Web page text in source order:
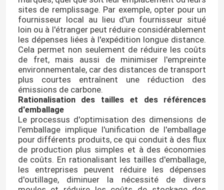
Aperçu
Produits
A propos de nous
sites de remplissage. Par exemple, opter pour un
fournisseur local au lieu d'un fournisseur situé
loin ou à l'étranger peut réduire considérablement
les dépenses liées à l'expédition longue distance.
Cela permet non seulement de réduire les coûts
de fret, mais aussi de minimiser l'empreinte
environnementale, car des distances de transport
plus courtes entraînent une réduction des
émissions de carbone.
Rationalisation des tailles et des références
d'emballage
Le processus d'optimisation des dimensions de
l'emballage implique l'unification de l'emballage
pour différents produits, ce qui conduit à des flux
de production plus simples et à des économies
de coûts. En rationalisant les tailles d'emballage,
les entreprises peuvent réduire les dépenses
d'outillage, diminuer la nécessité de divers